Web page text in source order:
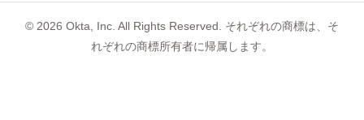
© 2026 Okta, Inc. All Rights Reserved. それぞれの商標は、そ
れぞれの商標所有者に帰属します。